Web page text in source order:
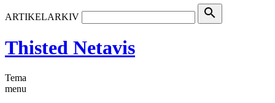
ARTIKELARKIV search
Thisted Netavis
Tema
menu